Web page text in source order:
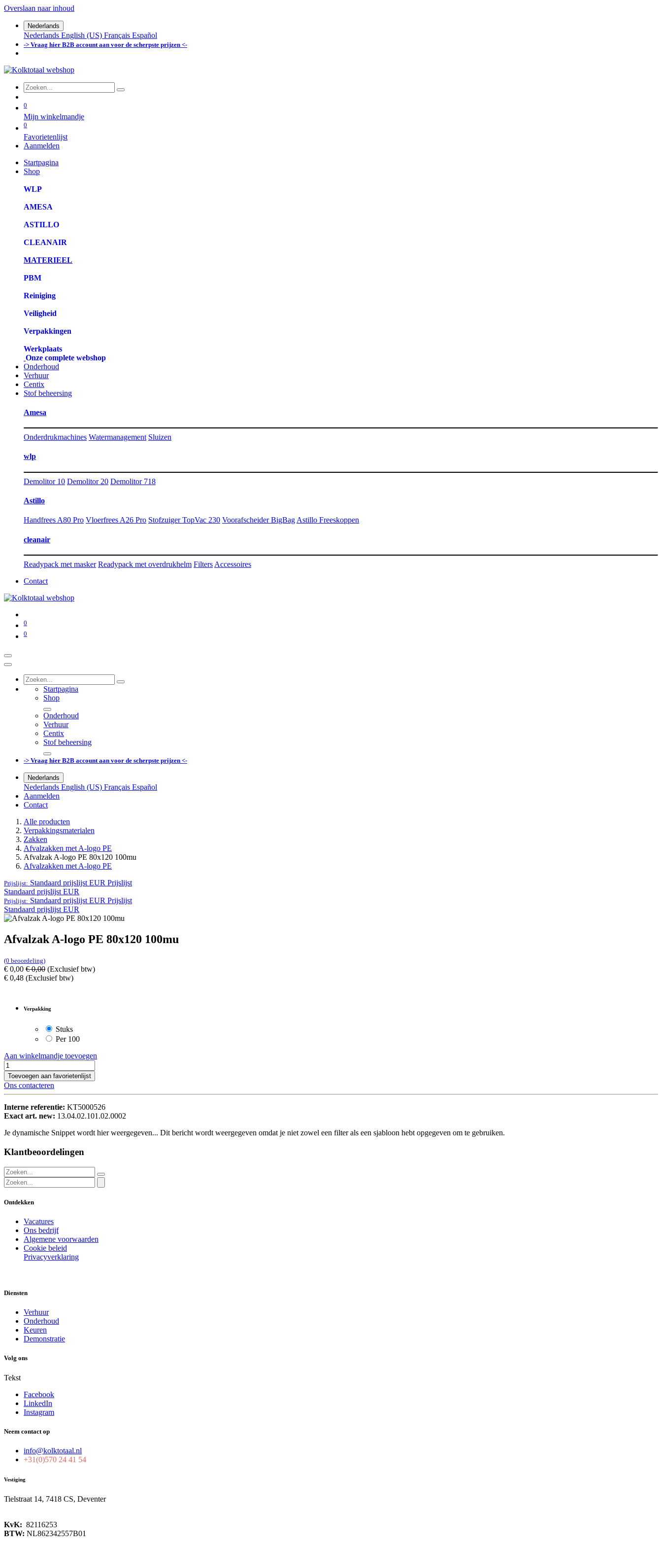
Overslaan naar inhoud
Nederlands
Nederlands English (US) Français Español
-> Vraag hier B2B account aan voor de scherpste prijzen <-
0
Mijn winkelmandje
0
Favorietenlijst
Aanmelden
Startpagina
Shop
WLP
AMESA
ASTILLO
CLEANAIR
MATERIEEL
PBM
Reiniging
Veiligheid
Verpakkingen
Werkplaats
Onze complete webshop
Onderhoud
Verhuur
Centix
Stof beheersing
Amesa
Onderdrukmachines Watermanagement Sluizen
wlp
Demolitor 10 Demolitor 20 Demolitor 718
Astillo
Handfrees A80 Pro Vloerfrees A26 Pro Stofzuiger TopVac 230 Voorafscheider BigBag Astillo Freeskoppen
cleanair
Readypack met masker Readypack met overdrukhelm Filters Accessoires
Contact
0
0
Startpagina
Shop
Onderhoud
Verhuur
Centix
Stof beheersing
-> Vraag hier B2B account aan voor de scherpste prijzen <-
Nederlands
Nederlands English (US) Français Español
Aanmelden
Contact
Alle producten
Verpakkingsmaterialen
Zakken
Afvalzakken met A-logo PE
Afvalzak A-logo PE 80x120 100mu
Afvalzakken met A-logo PE
Prijslijst: Standaard prijslijst EUR Prijslijst
Standaard prijslijst EUR
Prijslijst: Standaard prijslijst EUR Prijslijst
Standaard prijslijst EUR
Afvalzak A-logo PE 80x120 100mu
(0 beoordeling)
€ 0,00 €0,00 (Exclusief btw)
€ 0,48 (Exclusief btw)
Verpakking
Stuks
Per 100
Aan winkelmandje toevoegen
Toevoegen aan favorietenlijst
Ons contacteren
Interne referentie: KT5000526
Exact art. new: 13.04.02.101.02.0002
Je dynamische Snippet wordt hier weergegeven... Dit bericht wordt weergegeven omdat je niet zowel een filter als een sjabloon hebt opgegeven om te gebruiken.
Klantbeoordelingen
Ontdekken
Vacatures
Ons bedrijf
Algemene voorwaarden
Cookie beleid
Privacyverklaring
Diensten
Verhuur
Onderhoud
Keuren
Demonstratie
Volg ons
Tekst
Facebook
LinkedIn
Instagram
Neem contact op
info@kolktotaal.nl
+31(0)570 24 41 54
Vestiging
Tielstraat 14, 7418 CS, Deventer
KvK: 82116253
BTW: NL862342557B01